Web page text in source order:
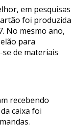
em pesquisas
foi produzida
No mesmo ano,
para
de materiais
recebendo
caixa foi